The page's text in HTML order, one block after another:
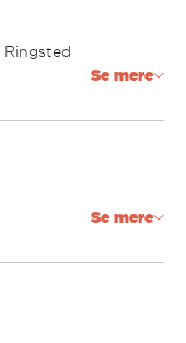
Ringsted
Se mere
Se mere